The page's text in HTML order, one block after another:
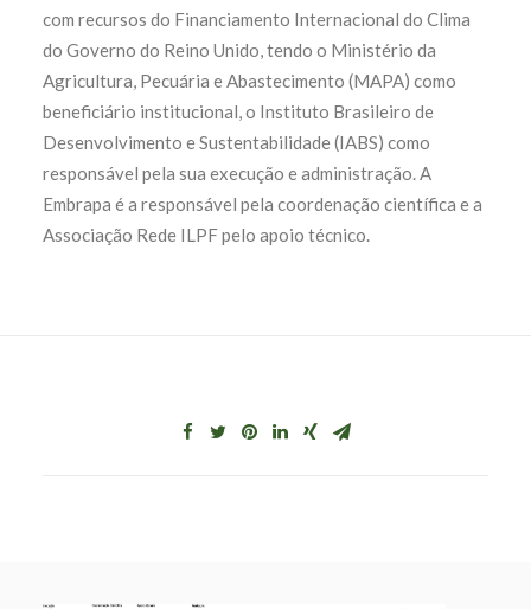
com recursos do Financiamento Internacional do Clima
do Governo do Reino Unido, tendo o Ministério da
Agricultura, Pecuária e Abastecimento (MAPA) como
beneficiário institucional, o Instituto Brasileiro de
Desenvolvimento e Sustentabilidade (IABS) como
responsável pela sua execução e administração. A
Embrapa é a responsável pela coordenação científica e a
Associação Rede ILPF pelo apoio técnico.